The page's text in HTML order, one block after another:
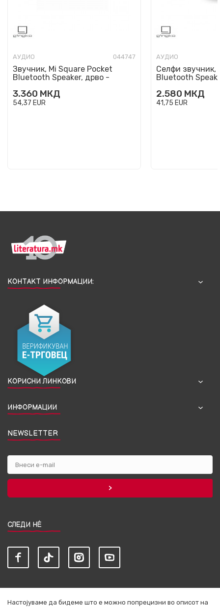
АУДИО 044747
Звучник, Mi Square Pocket
Bluetooth Speaker, дрво -
3.360 МКД
54,37 EUR
АУДИО
Селфи звучник,
Bluetooth
2.580 МКД
41,75 EUR
КОНТАКТ ИНФОРМАЦИИ:
КОРИСНИ ЛИНКОВИ
ИНФОРМАЦИИ
NEWSLETTER
СЛЕДИ НЀ
Настојуваме да бидеме што е можно попрецизни во описот на